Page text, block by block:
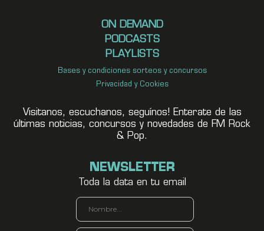
ON DEMAND
PODCASTS
PLAYLISTS
Bases y condiciones sorteos y concursos
Privacidad y Cookies
Visitanos, escuchanos, seguínos! Enterate de las
últimas noticias, concursos y novedades de FM Rock
& Pop.
NEWSLETTER
Toda la data en tu email